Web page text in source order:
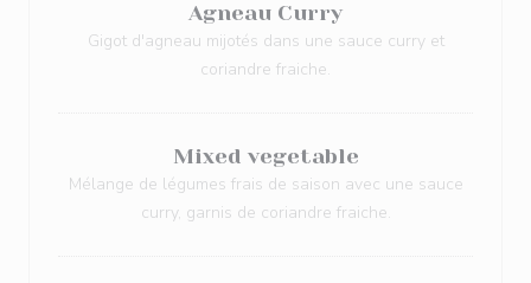
Agneau Curry
Gigot d'agneau mijotés dans une sauce curry et
coriandre fraiche.
Mixed vegetable
Mélange de légumes frais de saison avec une sauce
curry, garnis de coriandre fraiche.